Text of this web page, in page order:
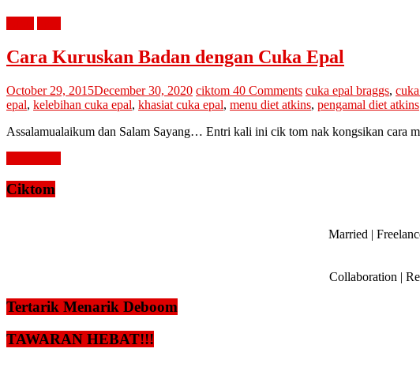
Cara Kuruskan Badan dengan Cuka Epal
October 29, 2015December 30, 2020 ciktom 40 Comments cuka epal braggs,
epal, kelebihan cuka epal, khasiat cuka epal, menu diet atkins, pengamal diet atkins
Assalamualaikum dan Salam Sayang… Entri kali ini cik tom nak kongsikan cara
Ciktom
Married |
Collaboration |
Tertarik Menarik Deboom
TAWARAN HEBAT!!!